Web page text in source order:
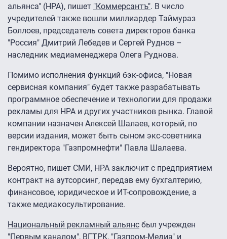
альянса" (НРА), пишет "Коммерсантъ". В число
учредителей также вошли миллиардер Таймураз
Боллоев, председатель совета директоров банка
"Россия" Дмитрий Лебедев и Сергей Руднов –
наследник медиаменеджера Олега Руднова.
Помимо исполнения функций бэк-офиса, "Новая
сервисная компания" будет также разрабатывать
программное обеспечение и технологии для продажи
рекламы для НРА и других участников рынка. Главой
компании назначен Алексей Шалаев, который, по
версии издания, может быть сыном экс-советника
гендиректора "Газпромнефти" Павла Шалаева.
Вероятно, пишет СМИ, НРА заключит с предприятием
контракт на аутсорсинг, передав ему бухгалтерию,
финансовое, юридическое и ИТ-сопровождение, а
также медиакосультирование.
Национальный рекламный альянс был учрежден
"Первым каналом", ВГТРК, "Газпром-Медиа" и